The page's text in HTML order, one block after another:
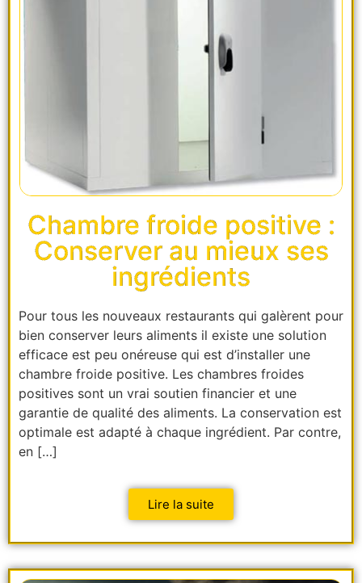
Chambre froide positive :
Conserver au mieux ses
ingrédients
Pour tous les nouveaux restaurants qui galèrent pour
bien conserver leurs aliments il existe une solution
efficace est peu onéreuse qui est d’installer une
chambre froide positive. Les chambres froides
positives sont un vrai soutien financier et une
garantie de qualité des aliments. La conservation est
optimale est adapté à chaque ingrédient. Par contre,
en […]
Lire la suite